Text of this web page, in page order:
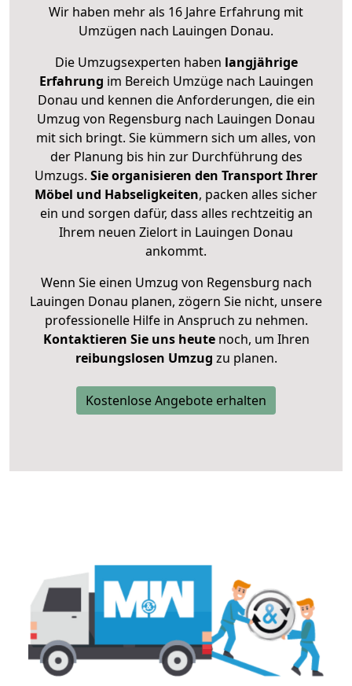
Wir haben mehr als 16 Jahre Erfahrung mit
Umzügen nach Lauingen Donau.
Die Umzugsexperten haben langjährige
Erfahrung im Bereich Umzüge nach Lauingen
Donau und kennen die Anforderungen, die ein
Umzug von Regensburg nach Lauingen Donau
mit sich bringt. Sie kümmern sich um alles, von
der Planung bis hin zur Durchführung des
Umzugs. Sie organisieren den Transport Ihrer
Möbel und Habseligkeiten, packen alles sicher
ein und sorgen dafür, dass alles rechtzeitig an
Ihrem neuen Zielort in Lauingen Donau
ankommt.
Wenn Sie einen Umzug von Regensburg nach
Lauingen Donau planen, zögern Sie nicht, unsere
professionelle Hilfe in Anspruch zu nehmen.
Kontaktieren Sie uns heutenoch, um Ihren
reibungslosen Umzug zu planen.
Kostenlose Angebote erhalten